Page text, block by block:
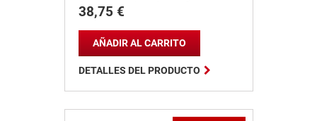
Precio
38,75 €

AÑADIR AL CARRITO
DETALLES DEL PRODUCTO